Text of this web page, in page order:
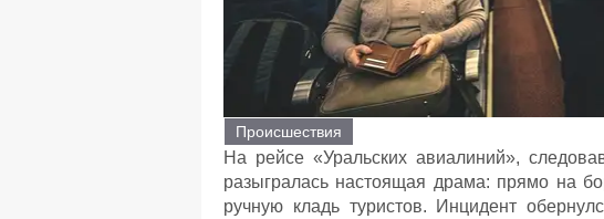
Происшествия
На рейсе «Уральских авиалиний»,
разыгралась настоящая драма: прямо на
ручную кладь туристов. Инцидент